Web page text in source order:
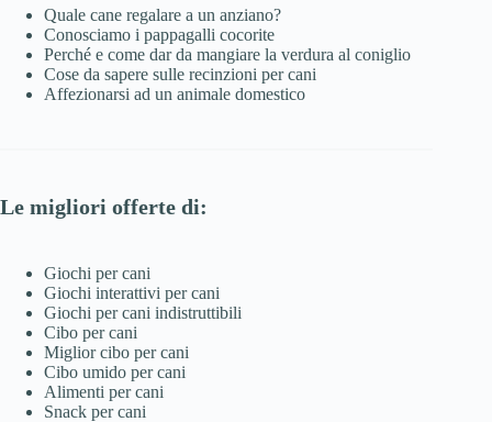
Quale cane regalare a un anziano?
Conosciamo i pappagalli cocorite
Perché e come dar da mangiare la verdura al coniglio
Cose da sapere sulle recinzioni per cani
Affezionarsi ad un animale domestico
Le migliori offerte di:
Giochi per cani
Giochi interattivi per cani
Giochi per cani indistruttibili
Cibo per cani
Miglior cibo per cani
Cibo umido per cani
Alimenti per cani
Snack per cani